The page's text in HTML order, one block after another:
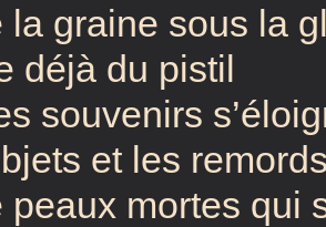
la graine sous la
déjà du pistil
souvenirs
et les
peaux mortes qui